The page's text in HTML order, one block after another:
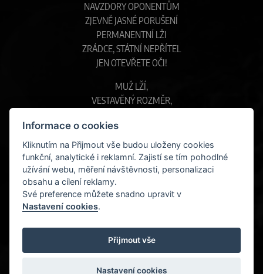
NAVZDORY OPONENTŮM
ZJEVNĚ JASNÉ PORUŠENÍ
PERMANENTNÍ LŽI
ZRÁDCE, STÁTNÍ NEPŘÍTEL
JEN OTEVŘETE OČI!
MUŽ LŽÍ,
VESTAVĚNÝ ROZMĚR,
NEOMEZENÉ VLASTNICTVÍ
ŠÍŘENÍ STRACHU,
KŘIŠŤÁLOVĚ ČISTÉ,
MINULOST JE BLÍZKO
NEOMEZENÝ VLASTNÍ SMĚR
Informace o cookies
Kliknutím na Přijmout vše budou uloženy cookies
funkční, analytické i reklamní. Zajistí se tím pohodlné
užívání webu, měření návštěvnosti, personalizaci
obsahu a cílení reklamy.
Své preference můžete snadno upravit v
Nastavení cookies.
Přijmout vše
Nastavení cookies